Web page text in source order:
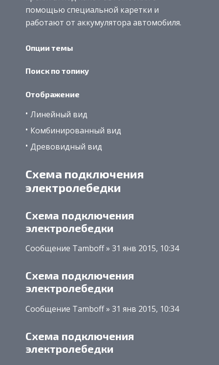
помощью специальной каретки и
работают от аккумулятора автомобиля.
Опции темы
Поиск по топику
Отображение
Линейный вид
Комбинированный вид
Древовидный вид
Схема подключения
электролебедки
Схема подключения
электролебедки
Сообщение Tamboff » 31 янв 2015, 10:34
Схема подключения
электролебедки
Сообщение Tamboff » 31 янв 2015, 10:34
Схема подключения
электролебедки